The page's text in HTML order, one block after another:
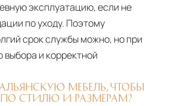
эксплуатацию, если не
по уходу. Поэтому
срок службы можно, но при
выбора и корректной
МЕБЕЛЬ, ЧТОБЫ
СТИЛЮ И РАЗМЕРАМ?